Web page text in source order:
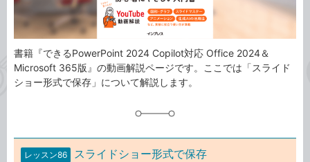
書籍『できるPowerPoint 2024 Copilot対応 Office 2024＆
Microsoft 365版』の動画解説ページです。ここでは「スライド
ショー形式で保存」について解説します。
レッスン86 スライドショー形式で保存